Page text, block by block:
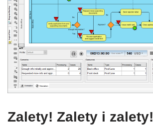
Zalety! Zalety i zalety!